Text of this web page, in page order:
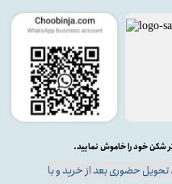
حضوری بعد از خرید و با
شکن خود را خاموش نمایید.